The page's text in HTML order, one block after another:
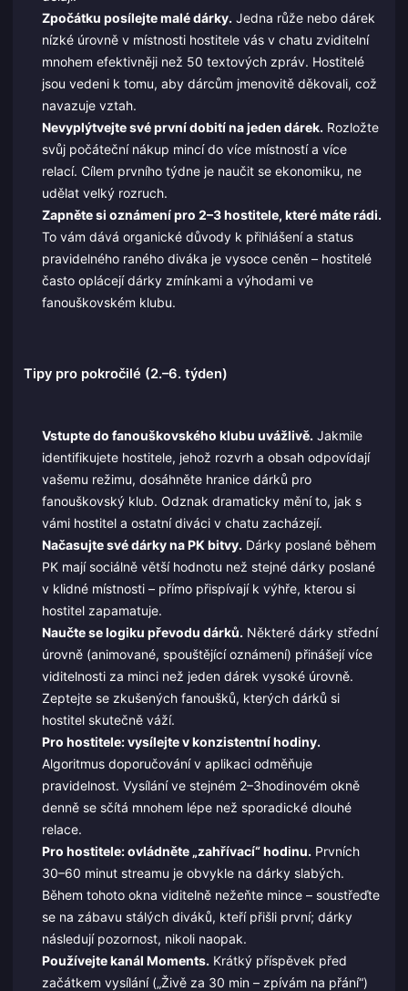
Zpočátku posílejte malé dárky. Jedna růže nebo dárek
nízké úrovně v místnosti hostitele vás v chatu zviditelní
mnohem efektivněji než 50 textových zpráv. Hostitelé
jsou vedeni k tomu, aby dárcům jmenovitě děkovali, což
navazuje vztah.
Nevyplýtvejte své první dobití na jeden dárek. Rozložte
svůj počáteční nákup mincí do více místností a více
relací. Cílem prvního týdne je naučit se ekonomiku, ne
udělat velký rozruch.
Zapněte si oznámení pro 2–3 hostitele, které máte rádi.
To vám dává organické důvody k přihlášení a status
pravidelného raného diváka je vysoce ceněn – hostitelé
často oplácejí dárky zmínkami a výhodami ve
fanouškovském klubu.
Tipy pro pokročilé (2.–6. týden)
Vstupte do fanouškovského klubu uvážlivě. Jakmile
identifikujete hostitele, jehož rozvrh a obsah odpovídají
vašemu režimu, dosáhněte hranice dárků pro
fanouškovský klub. Odznak dramaticky mění to, jak s
vámi hostitel a ostatní diváci v chatu zacházejí.
Načasujte své dárky na PK bitvy. Dárky poslané během
PK mají sociálně větší hodnotu než stejné dárky poslané
v klidné místnosti – přímo přispívají k výhře, kterou si
hostitel zapamatuje.
Naučte se logiku převodu dárků. Některé dárky střední
úrovně (animované, spouštějící oznámení) přinášejí více
viditelnosti za minci než jeden dárek vysoké úrovně.
Zeptejte se zkušených fanoušků, kterých dárků si
hostitel skutečně váží.
Pro hostitele: vysílejte v konzistentní hodiny.
Algoritmus doporučování v aplikaci odměňuje
pravidelnost. Vysílání ve stejném 2–3hodinovém okně
denně se sčítá mnohem lépe než sporadické dlouhé
relace.
Pro hostitele: ovládněte „zahřívací“ hodinu. Prvních
30–60 minut streamu je obvykle na dárky slabých.
Během tohoto okna viditelně nežeňte mince – soustřeďte
se na zábavu stálých diváků, kteří přišli první; dárky
následují pozornost, nikoli naopak.
Používejte kanál Moments. Krátký příspěvek před
začátkem vysílání („Živě za 30 min – zpívám na přání“)